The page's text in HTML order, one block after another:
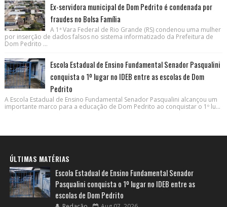
Ex-servidora municipal de Dom Pedrito é condenada por
fraudes no Bolsa Família
A 1ª Vara Federal de Rio Grande (RS) condenou uma mulher
por inserção de dados falsos no sistema informatizado da Prefeitura de
Dom Pedrito ...
Escola Estadual de Ensino Fundamental Senador Pasqualini
conquista o 1º lugar no IDEB entre as escolas de Dom
Pedrito
A Escola Estadual de Ensino Fundamental Senador Pasqualini alcançou um
importante marco para a educação de Dom Pedrito ao conquistar o 1º lu...
ÚLTIMAS MATÉRIAS
Escola Estadual de Ensino Fundamental Senador
Pasqualini conquista o 1º lugar no IDEB entre as
escolas de Dom Pedrito